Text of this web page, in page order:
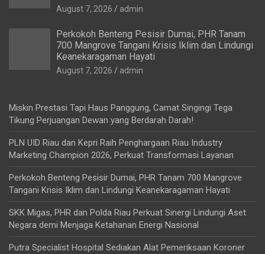
August 7, 2026 admin
Perkokoh Benteng Pesisir Dumai, PHR Tanam
700 Mangrove Tangani Krisis Iklim dan Lindungi
Keanekaragaman Hayati
August 7, 2026 admin
Miskin Prestasi Tapi Haus Panggung, Camat Singingi Tega
Tikung Perjuangan Dewan yang Berdarah Darah!
PLN UID Riau dan Kepri Raih Penghargaan Riau Industry
Marketing Champion 2026, Perkuat Transformasi Layanan
Perkokoh Benteng Pesisir Dumai, PHR Tanam 700 Mangrove
Tangani Krisis Iklim dan Lindungi Keanekaragaman Hayati
SKK Migas, PHR dan Polda Riau Perkuat Sinergi Lindungi Aset
Negara demi Menjaga Ketahanan Energi Nasional
Putra Specialist Hospital Sediakan Alat Pemeriksaan Koroner